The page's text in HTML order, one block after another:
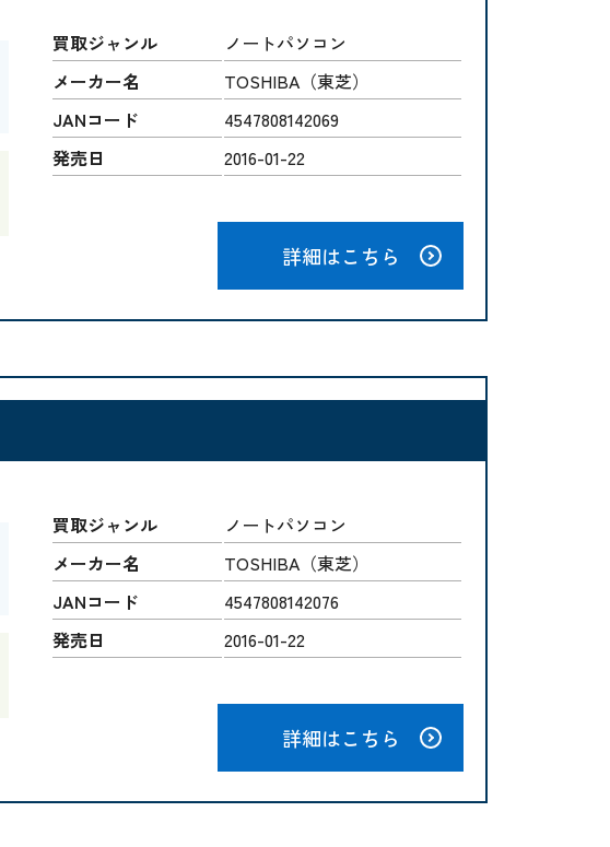
買取ジャンル
ノートパソコン
メーカー名
TOSHIBA（東芝）
JANコード
4547808142069
発売日
2016-01-22
詳細はこちら
買取ジャンル
ノートパソコン
メーカー名
TOSHIBA（東芝）
JANコード
4547808142076
発売日
2016-01-22
詳細はこちら